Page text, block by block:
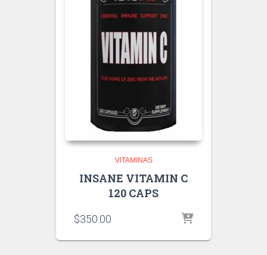
VITAMINAS
INSANE VITAMIN C
120 CAPS
$350.00